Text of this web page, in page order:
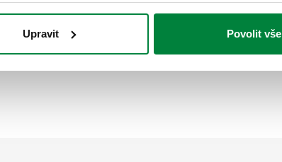
Upravit Povolit vše